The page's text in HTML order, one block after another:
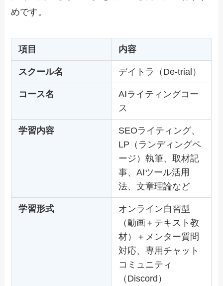
めです。
項目 内容
スクール名 デイトラ（De-trial）
コース名
AIライティングコー
ス
学習内容
SEOライティング、
LP（ランディングペ
ージ）執筆、取材記
事、AIツール活用
法、文章理論など
学習形式
オンライン自習型
（動画＋テキスト教
材）＋メンター質問
対応、専用チャット
コミュニティ
（Discord）